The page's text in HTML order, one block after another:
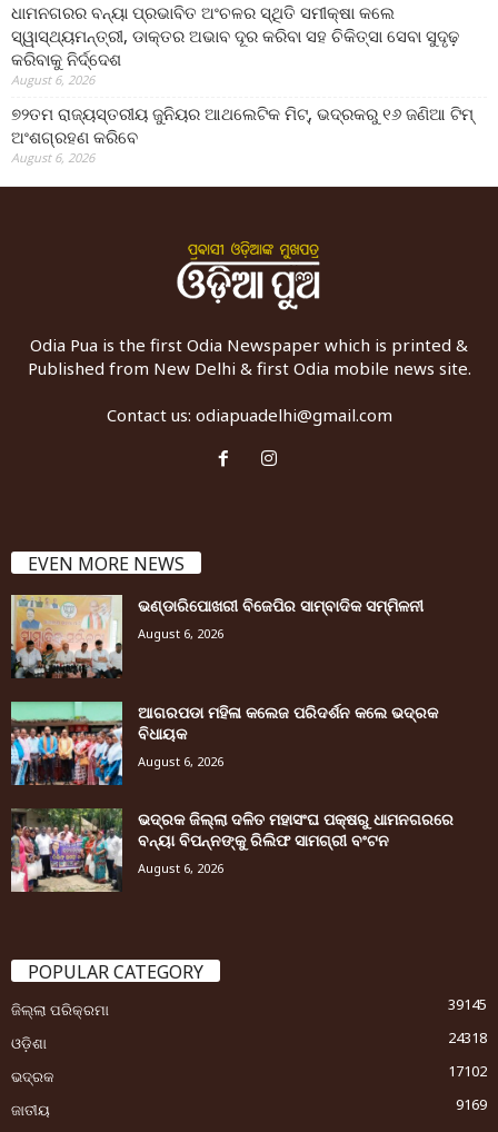
ଧାମନଗରର ବନ୍ୟା ପ୍ରଭାବିତ ଅଂଚଳର ସ୍ଥିତି ସମୀକ୍ଷା କଲେ
ସ୍ୱାସ୍ଥ୍ୟମନ୍ତ୍ରୀ, ଡାକ୍ତର ଅଭାବ ଦୂର କରିବା ସହ ଚିକିତ୍ସା ସେବା ସୁଦୃଢ଼
କରିବାକୁ ନିର୍ଦ୍ଦେଶ
August 6, 2026
୭୨ତମ ରାଜ୍ୟସ୍ତରୀୟ ଜୁନିୟର ଆଥଲେଟିକ ମିଟ୍‌, ଭଦ୍ରକରୁ ୧୬ ଜଣିଆ ଟିମ୍
ଅଂଶଗ୍ରହଣ କରିବେ
August 6, 2026
Odia Pua is the first Odia Newspaper which is printed &
Published from New Delhi & first Odia mobile news site.
Contact us: odiapuadelhi@gmail.com
EVEN MORE NEWS
ଭଣ୍ଡାରିପୋଖରୀ ବିଜେପିର ସାମ୍ବାଦିକ ସମ୍ମିଳନୀ
August 6, 2026
ଆଗରପଡା ମହିଳା କଲେଜ ପରିଦର୍ଶନ କଲେ ଭଦ୍ରକ
ବିଧାୟକ
August 6, 2026
ଭଦ୍ରକ ଜିଲ୍ଲା ଦଳିତ ମହାସଂଘ ପକ୍ଷରୁ ଧାମନଗରରେ
ବନ୍ୟା ବିପନ୍ନଙ୍କୁ ରିଲିଫ ସାମଗ୍ରୀ ବଂଟନ
August 6, 2026
POPULAR CATEGORY
ଜିଲ୍ଲା ପରିକ୍ରମା
39145
ଓଡ଼ିଶା
24318
ଭଦ୍ରକ
17102
ଜାତୀୟ
9169